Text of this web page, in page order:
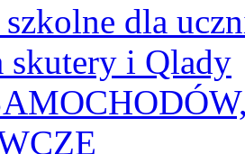
szkolne dla
skutery i Qlady